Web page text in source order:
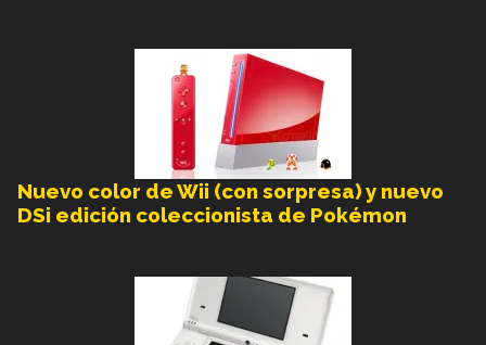
Nuevo color de Wii (con sorpresa) y nuevo
DSi edición coleccionista de Pokémon